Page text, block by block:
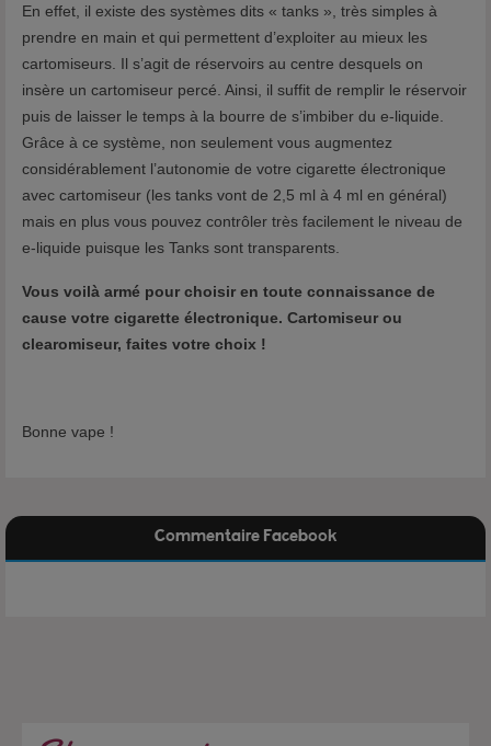
En effet, il existe des systèmes dits « tanks », très simples à
prendre en main et qui permettent d’exploiter au mieux les
cartomiseurs. Il s’agit de réservoirs au centre desquels on
insère un cartomiseur percé. Ainsi, il suffit de remplir le réservoir
puis de laisser le temps à la bourre de s’imbiber du e-liquide.
Grâce à ce système, non seulement vous augmentez
considérablement l’autonomie de votre cigarette électronique
avec cartomiseur (les tanks vont de 2,5 ml à 4 ml en général)
mais en plus vous pouvez contrôler très facilement le niveau de
e-liquide puisque les Tanks sont transparents.
Vous voilà armé pour choisir en toute connaissance de
cause votre cigarette électronique. Cartomiseur ou
clearomiseur, faites votre choix !
Bonne vape !
Commentaire Facebook